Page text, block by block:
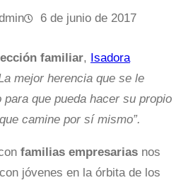
6 de junio de 2017
familiar, Isadora
mejor herencia que se le
para que pueda hacer su propio
camine por sí mismo”.
familias empresarias nos
jóvenes en la órbita de los